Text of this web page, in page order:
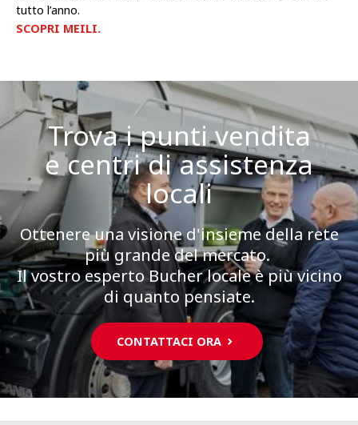
tutto l’anno.
SCOPRI MEILI.
Trova i punti vendita
e centri di assistenza
locali
Ottenere una visione d'insieme della rete
più grande del mercato.
Il vostro esperto Bucher locale è più vicino
di quanto pensiate.
CONTATTACI ORA